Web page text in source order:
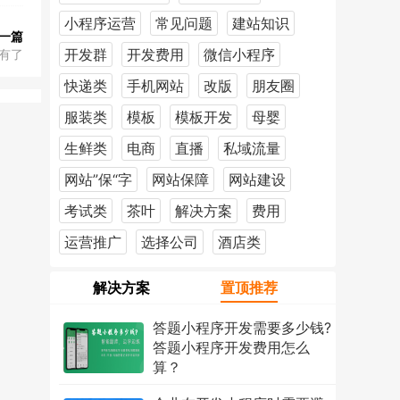
篇
了
小程序运营
常见问题
建站知识
开发群
开发费用
微信小程序
快递类
手机网站 改版
朋友圈
服装类
模板 模板开发
母婴
生鲜类
电商 直播
私域流量
网站”保“字
网站保障
网站建设
考试类
茶叶 解决方案
费用
运营推广
选择公司 酒店类
解决方案 置顶推荐
答题小程序开发需要多少钱?
答题小程序开发费用怎么
算？